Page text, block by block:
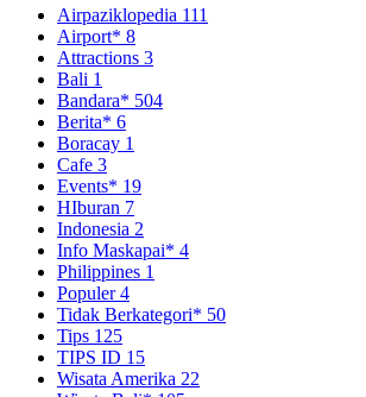
Airpaziklopedia 111
Airport* 8
Attractions 3
Bali 1
Bandara* 504
Berita* 6
Boracay 1
Cafe 3
Events* 19
HIburan 7
Indonesia 2
Info Maskapai* 4
Philippines 1
Populer4
Tidak Berkategori* 50
Tips 125
TIPS ID 15
Wisata Amerika 22